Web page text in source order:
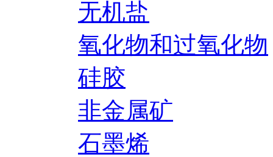
无机盐
氧化物和过氧化物
硅胶
非金属矿
石墨烯